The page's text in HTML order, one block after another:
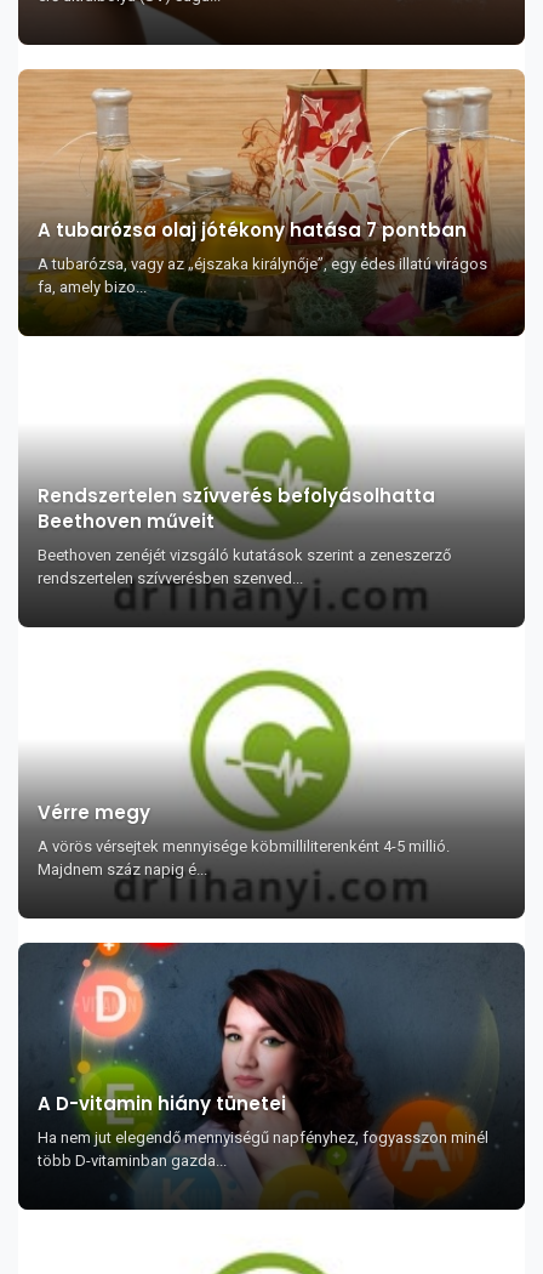
A tubarózsa olaj jótékony hatása 7 pontban
A tubarózsa, vagy az „éjszaka királynője”, egy édes illatú virágos
fa, amely bizo...
Rendszertelen szívverés befolyásolhatta
Beethoven műveit
Beethoven zenéjét vizsgáló kutatások szerint a zeneszerző
rendszertelen szívverésben szenved...
Vérre megy
A vörös vérsejtek mennyisége köbmilliliterenként 4-5 millió.
Majdnem száz napig é...
A D-vitamin hiány tünetei
Ha nem jut elegendő mennyiségű napfényhez, fogyasszon minél
több D-vitaminban gazda...